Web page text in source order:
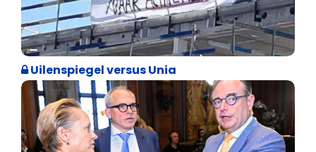
Cultuuroorlog
Uilenspiegel versus Unia